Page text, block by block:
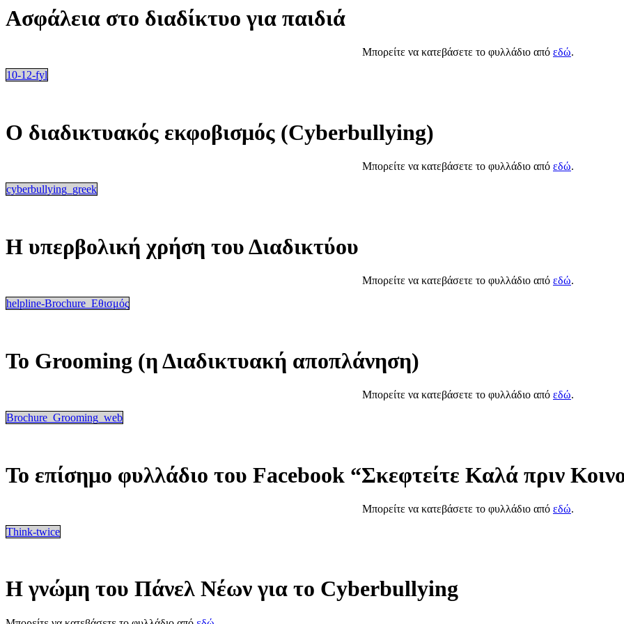
Ασφάλεια στο διαδίκτυο για παιδιά
Μπορείτε να κατεβάσετε το φυλλάδιο από εδώ.
10-12-fyl
Ο διαδικτυακός εκφοβισμός (Cyberbullying)
Μπορείτε να κατεβάσετε το φυλλάδιο από εδώ.
cyberbullying_greek
Η υπερβολική χρήση του Διαδικτύου
Μπορείτε να κατεβάσετε το φυλλάδιο από εδώ.
helpline-Brochure_Εθισμός
Το Grooming (η Διαδικτυακή αποπλάνηση)
Μπορείτε να κατεβάσετε το φυλλάδιο από εδώ.
Brochure_Grooming_web
Το επίσημο φυλλάδιο του Facebook “Σκεφτείτε Καλά πριν
Μπορείτε να κατεβάσετε το φυλλάδιο από εδώ.
Think-twice
Η γνώμη του Πάνελ Νέων για το Cyberbullying